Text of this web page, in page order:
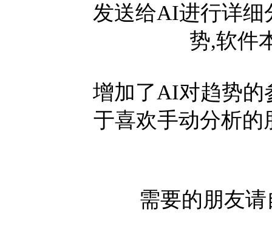
发送给AI进行详细
势,软件
增加了AI对趋势的
于喜欢手动分析的
需要的朋友